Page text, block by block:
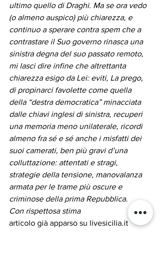
ultimo quello di Draghi. Ma se ora vedo
(o almeno auspico) più chiarezza, e
continuo a sperare contra spem che a
contrastare il Suo governo rinasca una
sinistra degna del suo passato remoto,
mi lasci dire infine che altrettanta
chiarezza esigo da Lei: eviti, La prego,
di propinarci favolette come quella
della “destra democratica” minacciata
dalle chiavi inglesi di sinistra, recuperi
una memoria meno unilaterale, ricordi
almeno fra sé e sé anche i misfatti dei
suoi camerati, ben più gravi d’una
colluttazione: attentati e stragi,
strategie della tensione, manovalanza
armata per le trame più oscure e
criminose della prima Repubblica.
Con rispettosa stima
articolo già apparso su livesicilia.it